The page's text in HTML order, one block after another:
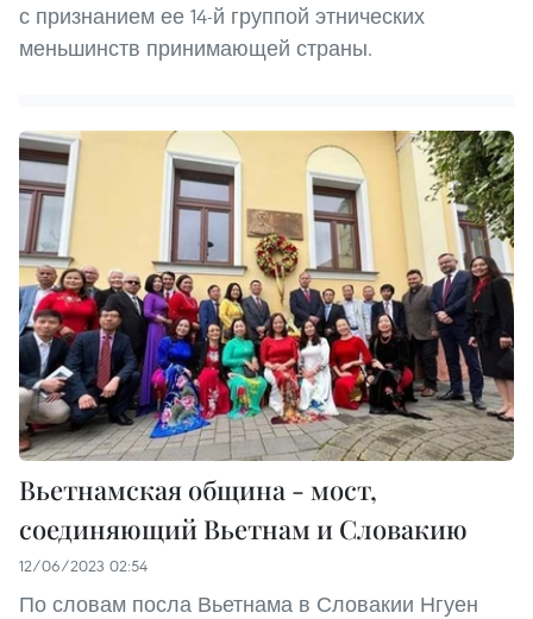
с признанием ее 14-й группой этнических
меньшинств принимающей страны.
Вьетнамская община - мост,
соединяющий Вьетнам и Словакию
12/06/2023 02:54
По словам посла Вьетнама в Словакии Нгуен